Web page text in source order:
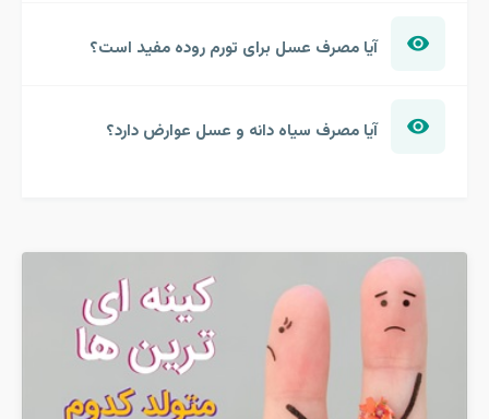
آیا مصرف عسل برای تورم روده مفید است؟
آیا مصرف سیاه دانه و عسل عوارض دارد؟